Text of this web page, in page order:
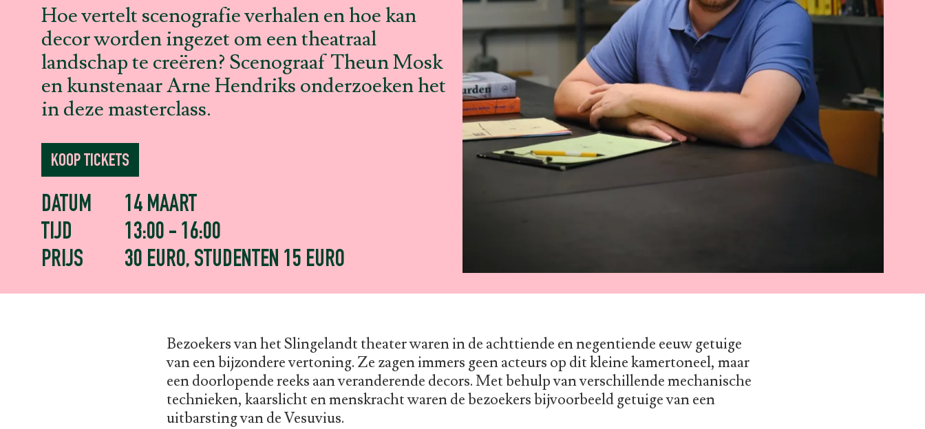
Hoe vertelt scenografie verhalen en hoe kan
decor worden ingezet om een theatraal
landschap te creëren? Scenograaf Theun Mosk
en kunstenaar Arne Hendriks onderzoeken het
in deze masterclass.
KOOP TICKETS
DATUM
14 MAART
TIJD
13:00 - 16:00
PRIJS
30 EURO, STUDENTEN 15 EURO
Bezoekers van het Slingelandt theater waren in de achttiende en negentiende eeuw getuige
van een bijzondere vertoning. Ze zagen immers geen acteurs op dit kleine kamertoneel, maar
een doorlopende reeks aan veranderende decors. Met behulp van verschillende mechanische
technieken, kaarslicht en menskracht waren de bezoekers bijvoorbeeld getuige van een
uitbarsting van de Vesuvius.